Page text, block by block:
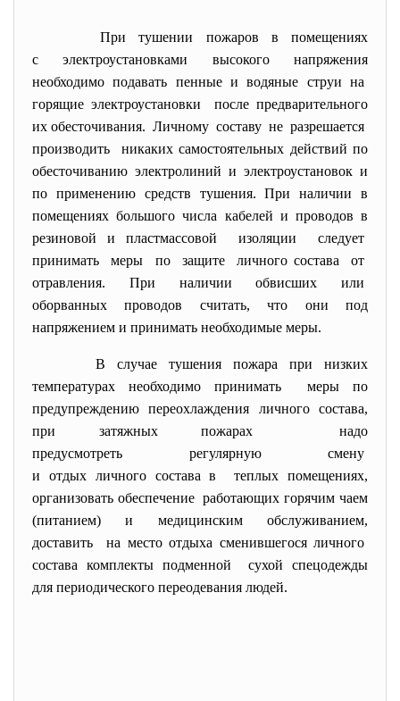
При тушении пожаров в помещениях
с электроустановками высокого напряжения
необходимо подавать пенные и водяные струи на
горящие электроустановки после предварительного
их обесточивания. Личному составу не разрешается
производить никаких самостоятельных действий по
обесточиванию электролиний и электроустановок и
по применению средств тушения. При наличии в
помещениях большого числа кабелей и проводов в
резиновой и пластмассовой изоляции следует
принимать меры по защите личного состава от
отравления. При наличии обвисших или
оборванных проводов считать, что они под
напряжением и принимать необходимые меры.
В случае тушения пожара при низких
температурах необходимо принимать меры по
предупреждению переохлаждения личного состава,
при затяжных пожарах надо
предусмотреть регулярную смену
и отдых личного состава в теплых помещениях,
организовать обеспечение работающих горячим чаем
(питанием) и медицинским обслуживанием,
доставить на место отдыха сменившегося личного
состава комплекты подменной сухой спецодежды
для периодического переодевания людей.